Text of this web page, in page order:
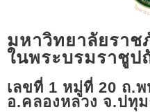
มหาวิทยาลัยราช
ในพระบรมราชูป
เลขที่ 1 หมู่ที่ 20 ถ.
อ.คลองหลวง จ.ปทุ